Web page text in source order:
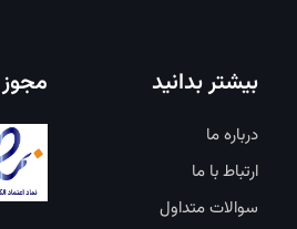
بیشتر بدانید
درباره ما
ارتباط با ما
سوالات متداول